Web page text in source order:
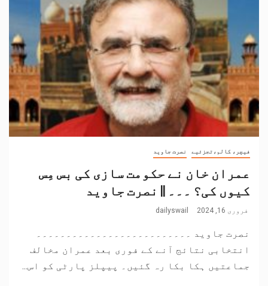
فیچر، کالم،تجزئیے نصرت جاوید
عمران خان نے حکومت سازی کی بس مِس
کیوں کی؟ ۔۔۔ || نصرت جاوید
فروری 16, 2024 dailyswail
نصرت جاوید ۔۔۔۔۔۔۔۔۔۔۔۔۔۔۔۔۔۔۔۔۔۔۔۔۔۔
انتخابی نتائج آنے کے فوری بعد عمران مخالف
جماعتیں ہکا بکا رہ گئیں۔ پیپلز پارٹی کو اس...